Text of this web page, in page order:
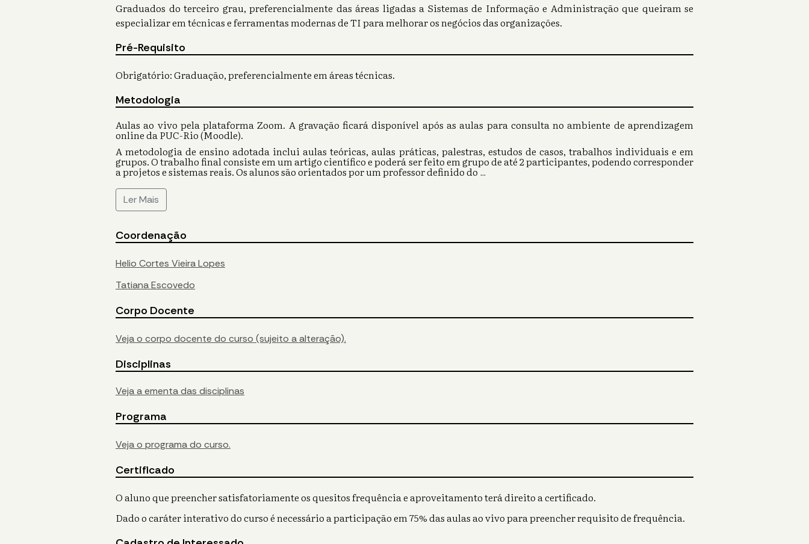
Graduados do terceiro grau, preferencialmente das áreas ligadas a Sistemas de Informação e Administração que queiram se
especializar em técnicas e ferramentas modernas de TI para melhorar os negócios das organizações.
Pré-Requisito
Obrigatório: Graduação, preferencialmente em áreas técnicas.
Metodologia
Aulas ao vivo pela plataforma Zoom. A gravação ficará disponível após as aulas para consulta no ambiente de aprendizagem
online da PUC-Rio (Moodle).
A metodologia de ensino adotada inclui aulas teóricas, aulas práticas, palestras, estudos de casos, trabalhos individuais e em
grupos. O trabalho final consiste em um artigo científico e poderá ser feito em grupo de até 2 participantes, podendo corresponder
a projetos e sistemas reais. Os alunos são orientados por um professor definido do ...
Ler Mais
Coordenação
Helio Cortes Vieira Lopes
Tatiana Escovedo
Corpo Docente
Veja o corpo docente do curso (sujeito a alteração).
Disciplinas
Veja a ementa das disciplinas
Programa
Veja o programa do curso.
Certificado
O aluno que preencher satisfatoriamente os quesitos frequência e aproveitamento terá direito a certificado.
Dado o caráter interativo do curso é necessário a participação em 75% das aulas ao vivo para preencher requisito de frequência.